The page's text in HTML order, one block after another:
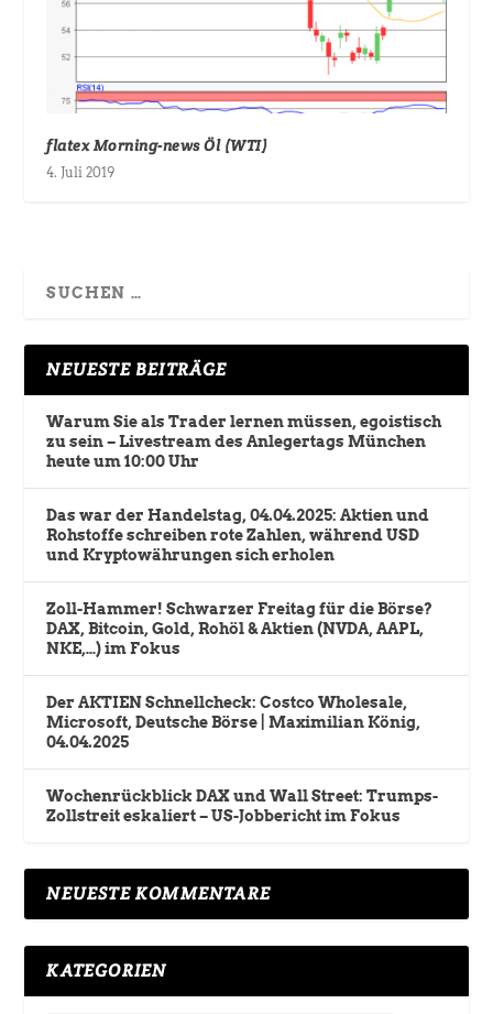
flatex Morning-news Öl (WTI)
4. Juli 2019
NEUESTE BEITRÄGE
Warum Sie als Trader lernen müssen, egoistisch
zu sein – Livestream des Anlegertags München
heute um 10:00 Uhr
Das war der Handelstag, 04.04.2025: Aktien und
Rohstoffe schreiben rote Zahlen, während USD
und Kryptowährungen sich erholen
Zoll-Hammer! Schwarzer Freitag für die Börse?
DAX, Bitcoin, Gold, Rohöl & Aktien (NVDA, AAPL,
NKE,…) im Fokus
Der AKTIEN Schnellcheck: Costco Wholesale,
Microsoft, Deutsche Börse | Maximilian König,
04.04.2025
Wochenrückblick DAX und Wall Street: Trumps-
Zollstreit eskaliert – US-Jobbericht im Fokus
NEUESTE KOMMENTARE
KATEGORIEN